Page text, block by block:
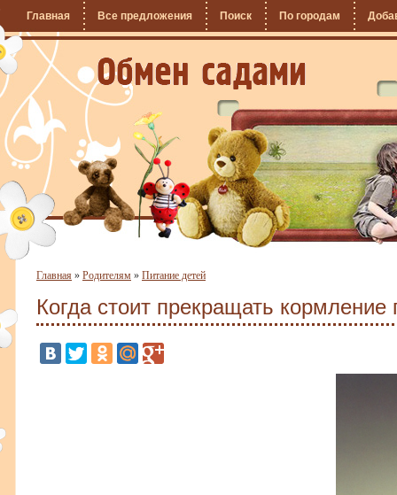
Главная Все предложения Поиск По городам
Главная » Родителям » Питание детей
Когда стоит прекращать кормление